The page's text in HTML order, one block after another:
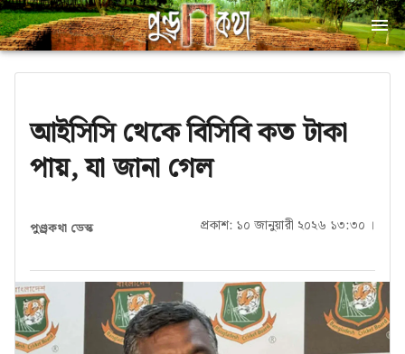
আইসিসি থেকে বিসিবি কত টাকা
পায়, যা জানা গেল
পুণ্ড্রকথা ডেস্ক প্রকাশ: ১০ জানুয়ারী ২০২৬ ১৩:৩০ ।